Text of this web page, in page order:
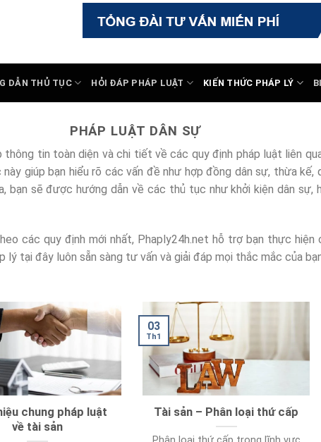
DẪN THỦ TỤC HỎI ĐÁP PHÁP LUẬT KIẾN THỨC PHÁP LÝ
PHÁP LUẬT DÂN SỰ
tin toàn diện và chi tiết về các quy định pháp luật liên
giúp bạn hiểu rõ các vấn đề như hợp đồng dân sự, thừa
bạn sẽ được hướng dẫn về các thủ tục như khởi kiện dân sự,
các quy định mới nhất, Phaply24h.net hỗ trợ bạn thực hiện
lý tại đây luôn sẵn sàng tư vấn và giải đáp mọi thắc mắc của
chung pháp luật
về tài sản
Tài sản – Phân loại thứ cấp
03
Th1